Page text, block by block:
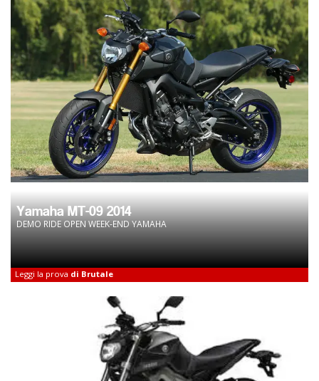
Yamaha MT-09 2014
DEMO RIDE OPEN WEEK-END YAMAHA
Leggi la prova di Brutale